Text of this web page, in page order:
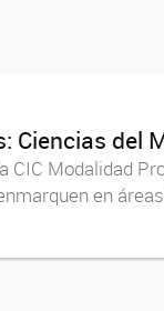
Ciencias del
Modalidad
en